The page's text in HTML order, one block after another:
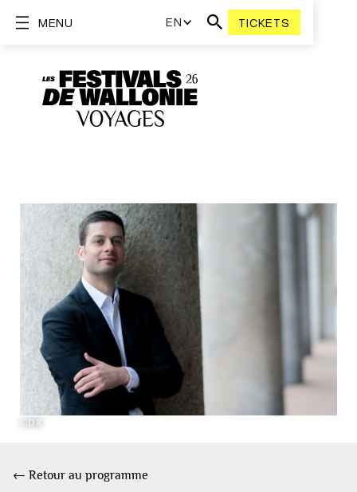
EN TICKETS
MENU
©DR
← Retour au programme